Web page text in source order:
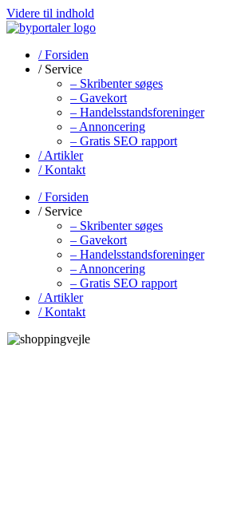
Videre til indhold
/ Forsiden
/ Service
– Skribenter søges
– Gavekort
– Handelsstands­foreninger
– Annoncering
– Gratis SEO rapport
/ Artikler
/ Kontakt
/ Forsiden
/ Service
– Skribenter søges
– Gavekort
– Handelsstands­foreninger
– Annoncering
– Gratis SEO rapport
/ Artikler
/ Kontakt